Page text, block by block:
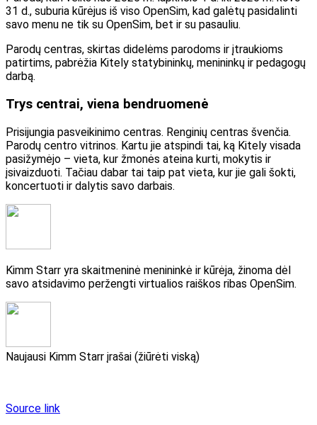
31 d., suburia kūrėjus iš viso OpenSim, kad galėtų pasidalinti
savo menu ne tik su OpenSim, bet ir su pasauliu.
Parodų centras, skirtas didelėms parodoms ir įtraukioms
patirtims, pabrėžia Kitely statybininkų, menininkų ir pedagogų
darbą.
Trys centrai, viena bendruomenė
Prisijungia pasveikinimo centras. Renginių centras švenčia.
Parodų centro vitrinos. Kartu jie atspindi tai, ką Kitely visada
pasižymėjo – vieta, kur žmonės ateina kurti, mokytis ir
įsivaizduoti. Tačiau dabar tai taip pat vieta, kur jie gali šokti,
koncertuoti ir dalytis savo darbais.
Kimm Starr yra skaitmeninė menininkė ir kūrėja, žinoma dėl
savo atsidavimo peržengti virtualios raiškos ribas OpenSim.
Naujausi Kimm Starr įrašai (žiūrėti viską)
Source link